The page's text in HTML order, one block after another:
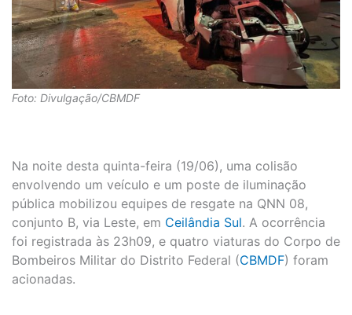
Foto: Divulgação/CBMDF
Na noite desta quinta-feira (19/06), uma colisão
envolvendo um veículo e um poste de iluminação
pública mobilizou equipes de resgate na QNN 08,
conjunto B, via Leste, em Ceilândia Sul. A ocorrência
foi registrada às 23h09, e quatro viaturas do Corpo de
Bombeiros Militar do Distrito Federal (CBMDF) foram
acionadas.